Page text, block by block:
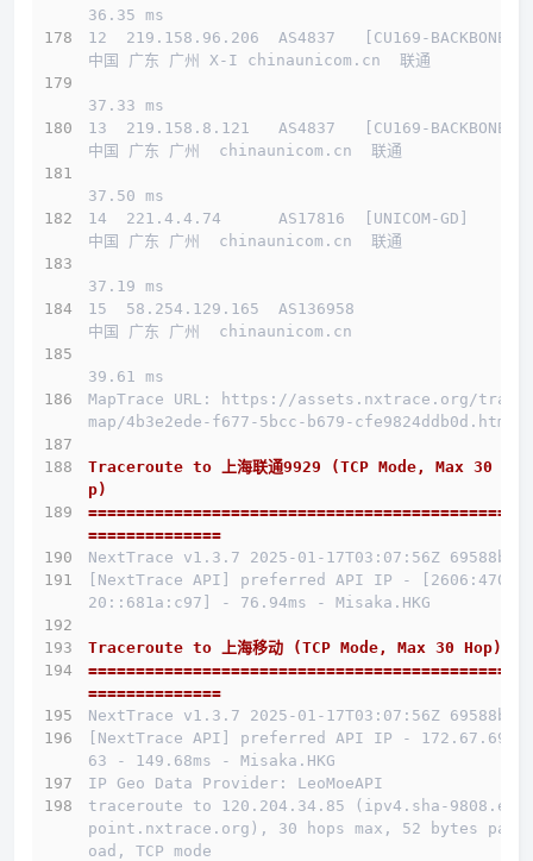
36.35 ms
12  219.158.96.206  AS4837   [CU169-BACKBONE]
中国 广东 广州 X-I chinaunicom.cn  联通
37.33 ms
13  219.158.8.121   AS4837   [CU169-BACKBONE]
中国 广东 广州  chinaunicom.cn  联通
37.50 ms
14  221.4.4.74      AS17816  [UNICOM-GD]
中国 广东 广州  chinaunicom.cn  联通
37.19 ms
15  58.254.129.165  AS136958
中国 广东 广州  chinaunicom.cn
39.61 ms
MapTrace URL: https://assets.nxtrace.org/trace
map/4b3e2ede-f677-5bcc-b679-cfe9824ddb0d.html
Traceroute to 上海联通9929 (TCP Mode, Max 30 Ho
p)
==============================================
==============
NextTrace v1.3.7 2025-01-17T03:07:56Z 69588b0
[NextTrace API] preferred API IP - [2606:4700:
20::681a:c97] - 76.94ms - Misaka.HKG
Traceroute to 上海移动 (TCP Mode, Max 30 Hop)
==============================================
==============
NextTrace v1.3.7 2025-01-17T03:07:56Z 69588b0
[NextTrace API] preferred API IP - 172.67.69.1
63 - 149.68ms - Misaka.HKG
IP Geo Data Provider: LeoMoeAPI
traceroute to 120.204.34.85 (ipv4.sha-9808.end
point.nxtrace.org), 30 hops max, 52 bytes payl
oad, TCP mode